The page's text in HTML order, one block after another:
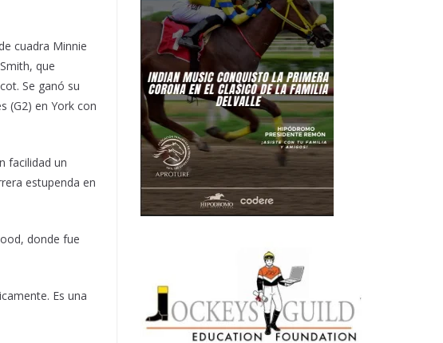
cuadra Minnie
que
Se ganó su
(G2) en York con
facilidad un
estupenda en
donde fue
Es una